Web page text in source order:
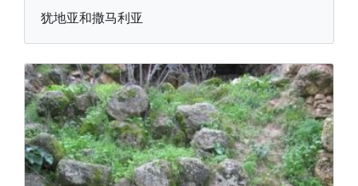
犹地亚和撒马利亚